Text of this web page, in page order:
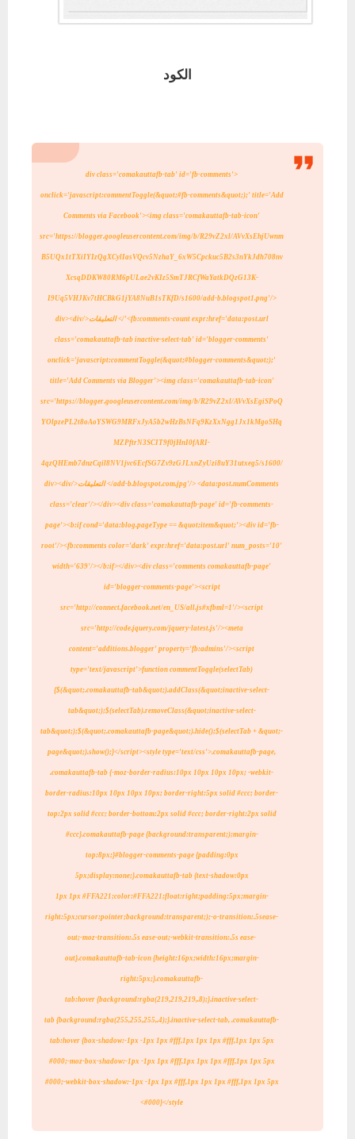
الكود
<div class='comakauttafb-tab' id='fb-comments'
onclick='javascript:commentToggle(&quot;#fb-comments&quot;);' title='Add
Comments via Facebook'><img class='comakauttafb-tab-icon'
src='https://blogger.googleusercontent.com/img/b/R29vZ2xl/AVvXsEhjUwnm
B5UQx1tTXiIYIzQgXCylIasVQcv5NzhaY_6xW5Cpckuc5B2s3nYkJdh708nv
XcsqDDKW80RM6pULae2vKIz5SmTJRCfWaYatkDQzG13K-
I9Uq5VHJKv7tHCBkG1jYA8NuB1sTKfD/s1600/add-b.blogspot1.png'/>
<fb:comments-count expr:href='data:post.url'/> التعليقات </div>
<div
class='comakauttafb-tab inactive-select-tab' id='blogger-comments'
onclick='javascript:commentToggle(&quot;#blogger-comments&quot;);'
title='Add Comments via Blogger'><img class='comakauttafb-tab-icon'
src='https://blogger.googleusercontent.com/img/b/R29vZ2xl/AVvXsEgiSPoQ
YOlpzePL2t8oAoYSWG9MRFxJyA5b2wHzBsNFq9KzXxNgg1Jx1kMgoSHq
MZPftrN3SCIT9f0jHnI0fARI-
4qzQHEmb7dnzCqil8NV1jvc6EcfSG7Zv9zGJLxnZyUzi8uY31utxeg5/s1600/
add-b.blogspot.com.jpg'/> <data:post.numComments/> التعليقات </div><div
class='clear'/></div><div class='comakauttafb-page' id='fb-comments-
page'><b:if cond='data:blog.pageType == &quot;item&quot;'><div id='fb-
root'/><fb:comments color='dark' expr:href='data:post.url' num_posts='10'
width='639'/></b:if></div><div class='comments comakauttafb-page'
id='blogger-comments-page'><script
src='http://connect.facebook.net/en_US/all.js#xfbml=1'/><script
src='http://code.jquery.com/jquery-latest.js'/><meta
content='additions.blogger' property='fb:admins'/><script
type='text/javascript'>function commentToggle(selectTab)
{$(&quot;.comakauttafb-tab&quot;).addClass(&quot;inactive-select-
tab&quot;);$(selectTab).removeClass(&quot;inactive-select-
tab&quot;);$(&quot;.comakauttafb-page&quot;).hide();$(selectTab + &quot;-
page&quot;).show();}</script><style type='text/css'>.comakauttafb-page,
.comakauttafb-tab {-moz-border-radius:10px 10px 10px 10px; -webkit-
border-radius:10px 10px 10px 10px; border-right:5px solid #ccc; border-
top:2px solid #ccc; border-bottom:2px solid #ccc; border-right:2px solid
#ccc}.comakauttafb-page {background:transparent;);margin-
top:8px;}#blogger-comments-page {padding:0px
5px;display:none;}.comakauttafb-tab {text-shadow:0px
1px 1px #FFA221;color:#FFA221;float:right;padding:5px;margin-
right:5px;cursor:pointer;background:transparent;);-o-transition:.5sease-
out;-moz-transition:.5s ease-out;-webkit-transition:.5s ease-
out}.comakauttafb-tab-icon {height:16px;width:16px;margin-
right:5px;}.comakauttafb-
tab:hover {background:rgba(219,219,219,.8);}.inactive-select-
tab {background:rgba(255,255,255,.4);}.inactive-select-tab, .comakauttafb-
tab:hover {box-shadow:-1px -1px 1px #fff,1px 1px 1px #fff,1px 1px 5px
#000;-moz-box-shadow:-1px -1px 1px #fff,1px 1px 1px #fff,1px 1px 5px
#000;-webkit-box-shadow:-1px -1px 1px #fff,1px 1px 1px #fff,1px 1px 5px
#000}</style>